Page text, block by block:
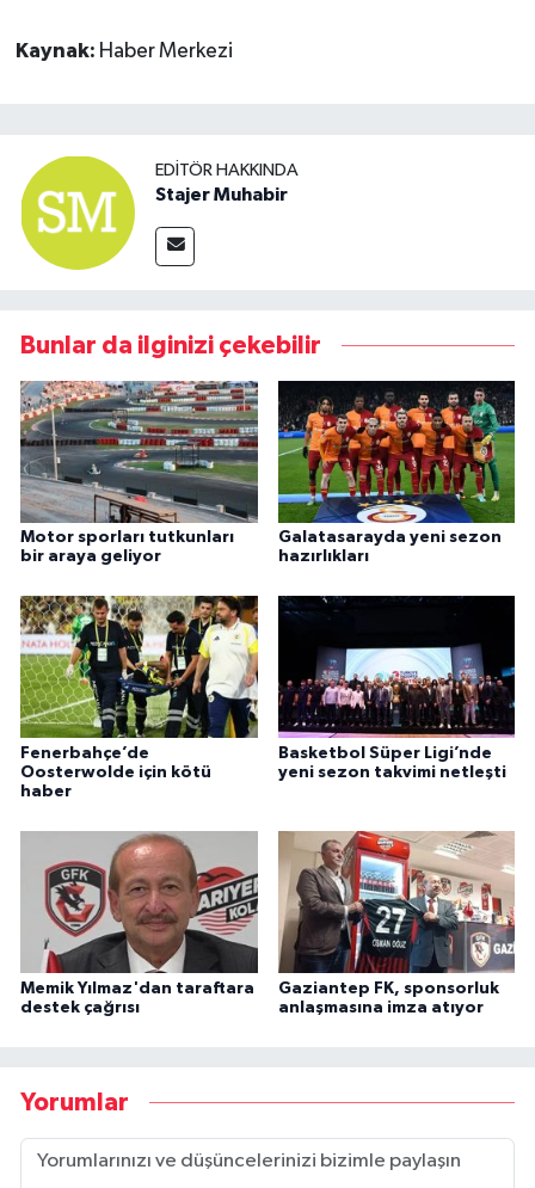
Kaynak: Haber Merkezi
EDITÖR HAKKINDA
Stajer Muhabir
Bunlar da ilginizi çekebilir
Motor sporları tutkunları
bir araya geliyor
Galatasarayda yeni sezon
hazırlıkları
Fenerbahçe’de
Oosterwolde için kötü
haber
Basketbol Süper Ligi’nde
yeni sezon takvimi netleşti
Memik Yılmaz'dan taraftara
destek çağrısı
Gaziantep FK, sponsorluk
anlaşmasına imza atıyor
Yorumlar